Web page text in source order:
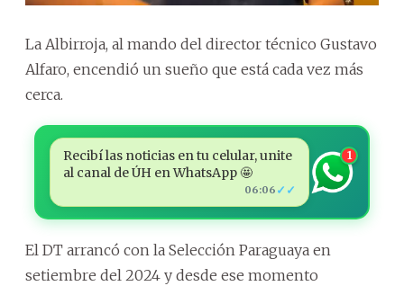
La Albirroja, al mando del director técnico Gustavo
Alfaro, encendió un sueño que está cada vez más
cerca.
Recibí las noticias en tu celular, unite
al canal de ÚH en WhatsApp 🤩
06:06 ✓✓
1
El DT arrancó con la Selección Paraguaya en
setiembre del 2024 y desde ese momento